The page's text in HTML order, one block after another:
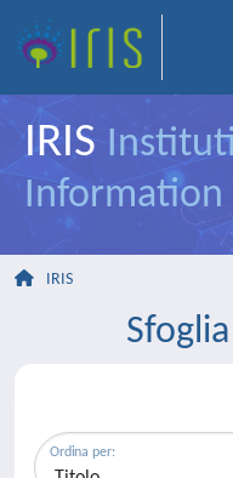
IRIS
Information
IRIS
Ordina per: